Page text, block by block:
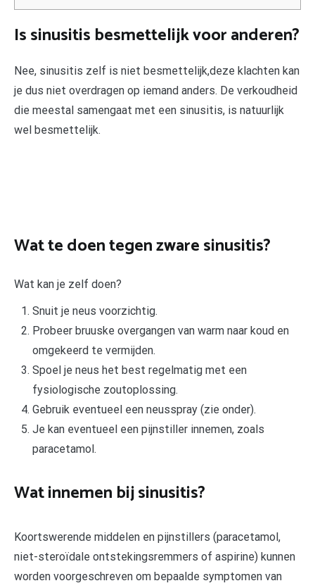
Is sinusitis besmettelijk voor anderen?
Nee, sinusitis zelf is niet besmettelijk,deze klachten kan
je dus niet overdragen op iemand anders. De verkoudheid
die meestal samengaat met een sinusitis, is natuurlijk
wel besmettelijk.
Wat te doen tegen zware sinusitis?
Wat kan je zelf doen?
Snuit je neus voorzichtig.
Probeer bruuske overgangen van warm naar koud en
omgekeerd te vermijden.
Spoel je neus het best regelmatig met een
fysiologische zoutoplossing.
Gebruik eventueel een neusspray (zie onder).
Je kan eventueel een pijnstiller innemen, zoals
paracetamol.
Wat innemen bij sinusitis?
Koortswerende middelen en pijnstillers (paracetamol,
niet-steroïdale ontstekingsremmers of aspirine) kunnen
worden voorgeschreven om bepaalde symptomen van